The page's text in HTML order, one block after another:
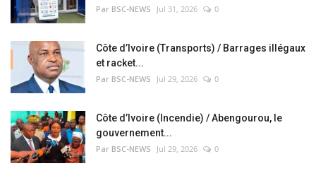
Par BSC-NEWS Jul 31, 2026 0
Côte d’Ivoire (Transports) / Barrages illégaux
et racket...
Par BSC-NEWS Jul 29, 2026 0
Côte d’Ivoire (Incendie) / Abengourou, le
gouvernement...
Par BSC-NEWS Jul 29, 2026 0